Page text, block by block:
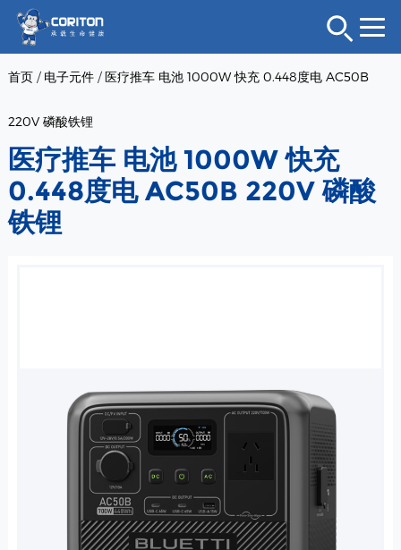
首页/ 电子元件/医疗推车 电池 1000W 快充 0.448度电 AC50B
220V 磷酸铁锂
医疗推车 电池 1000W 快充
0.448度电 AC50B 220V 磷酸
铁锂